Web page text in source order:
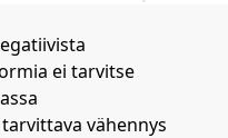
ei tarvitse
vähennys